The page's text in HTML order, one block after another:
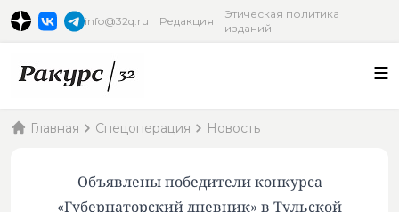
info@32q.ru Редакция
Этическая политика
изданий
Главная Спецоперация Новость
Объявлены победители конкурса
«Губернаторский дневник» в Тульской